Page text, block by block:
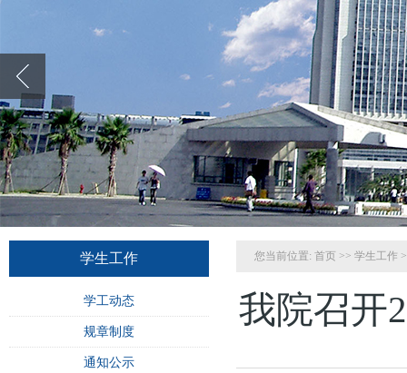
学生工作
学工动态
规章制度
通知公示
您当前位置: 首页 >> 学生工作
我院召开